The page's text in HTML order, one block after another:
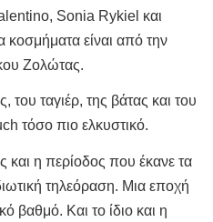
, Sonia Rykiel και
κοσμήματα είναι από την
Ζολώτας.
ταγιέρ, της βάτας και του
τόσο πιο ελκυστικό.
και η περίοδος που έκανε τα
τηλεόραση. Μια εποχή
βαθμό. Και το ίδιο και η